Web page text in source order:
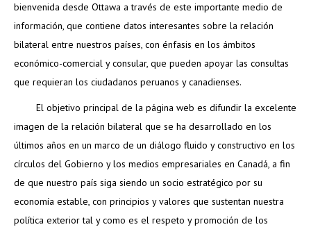
bienvenida desde Ottawa a través de este importante medio de
información, que contiene datos interesantes sobre la relación
bilateral entre nuestros países, con énfasis en los ámbitos
económico-comercial y consular, que pueden apoyar las consultas
que requieran los ciudadanos peruanos y canadienses.
El objetivo principal de la página web es difundir la excelente
imagen de la relación bilateral que se ha desarrollado en los
últimos años en un marco de un diálogo fluido y constructivo en los
círculos del Gobierno y los medios empresariales en Canadá, a fin
de que nuestro país siga siendo un socio estratégico por su
economía estable, con principios y valores que sustentan nuestra
política exterior tal y como es el respeto y promoción de los